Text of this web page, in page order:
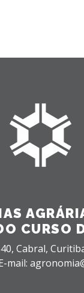
CURSO
Cabral,
mail: